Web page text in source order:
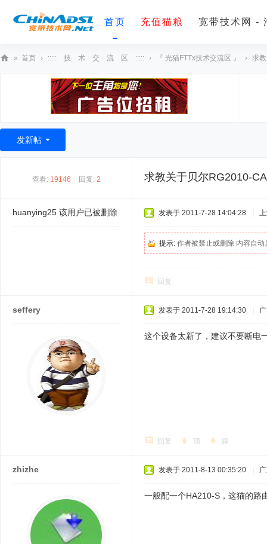
首页 充值猫粮 宽带技术网 -
术
» 首页 › ::::: 技 术 交 流 区 ::::: › 『 光猫FTTx技术交流区 』 › 求
发新帖
查看: 19146 回复: 2 求教关于贝尔RG2010-CA
huanying25 该用户已被删除 发表于 2011-7-28 14:04:28
提示: 作者被禁止或删除 内容自动
回复
seffery 发表于 2011-7-28 19:14:30
这个设备太新了，建议不要断电
回复 顶 踩
zhizhe 发表于 2011-8-13 00:35:20
一般配一个HA210-S，这猫的路